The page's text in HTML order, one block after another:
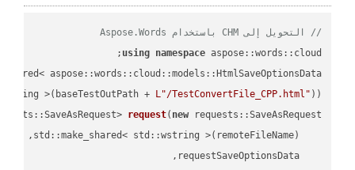
// التحويل إلى CHM باستخدام Aspose.Words
using namespace aspose::words::cloud;
>(baseTestOutPath + L"/TestConvertFile_CPP.html" ));
request( new